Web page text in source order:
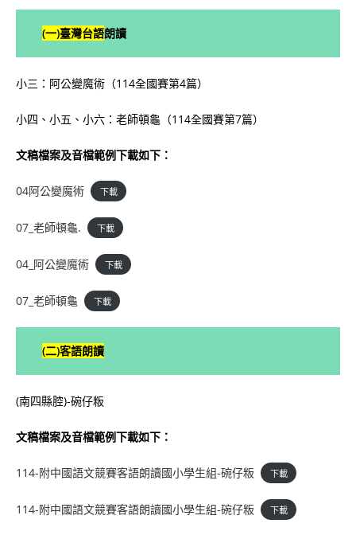
(一)臺灣台語朗讀
小三：阿公變魔術（114全國賽第4篇）
小四、小五、小六：老師頓龜（114全國賽第7篇）
文稿檔案及音檔範例下載如下：
04阿公變魔術 下載
07_老師頓龜. 下載
04_阿公變魔術 下載
07_老師頓龜 下載
(二)客語朗讀
(南四縣腔)-碗仔粄
文稿檔案及音檔範例下載如下：
114-附中國語文競賽客語朗讀國小學生組-碗仔粄 下載
114-附中國語文競賽客語朗讀國小學生組-碗仔粄 下載